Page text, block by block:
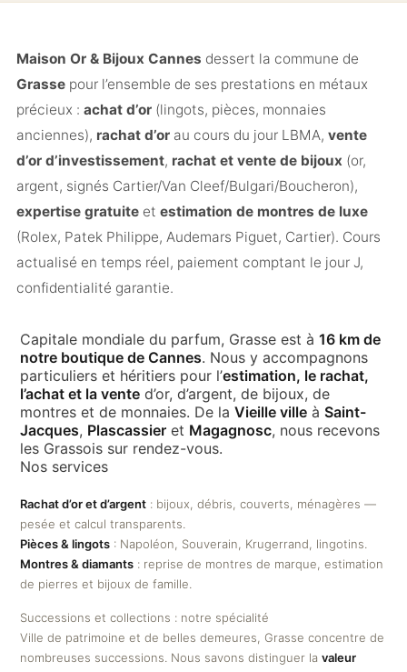
Maison Or & Bijoux Cannes dessert la commune de
Grasse pour l’ensemble de ses prestations en métaux
précieux : achat d’or (lingots, pièces, monnaies
anciennes), rachat d’or au cours du jour LBMA, vente
d’or d’investissement, rachat et vente de bijoux (or,
argent, signés Cartier/Van Cleef/Bulgari/Boucheron),
expertise gratuite et estimation de montres de luxe
(Rolex, Patek Philippe, Audemars Piguet, Cartier). Cours
actualisé en temps réel, paiement comptant le jour J,
confidentialité garantie.
Capitale mondiale du parfum, Grasse est à16 km de
notre boutique de Cannes. Nous y accompagnons
particuliers et héritiers pour l’estimation, le rachat,
l’achat et la vente d’or, d’argent, de bijoux, de
montres et de monnaies. De laVieille ville à Saint-
Jacques, Plascassier et Magagnosc, nous recevons
les Grassois sur rendez-vous.
Nos services
Rachat d’or et d’argent : bijoux, débris, couverts, ménagères —
pesée et calcul transparents.
Pièces & lingots : Napoléon, Souverain, Krugerrand, lingotins.
Montres & diamants : reprise de montres de marque, estimation
de pierres et bijoux de famille.
Successions et collections : notre spécialité
Ville de patrimoine et de belles demeures, Grasse concentre de
nombreuses successions. Nous savons distinguer lavaleur